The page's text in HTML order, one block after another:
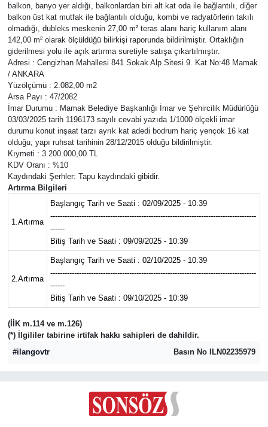
balkon, banyo yer aldığı, balkonlardan biri alt kat oda ile bağlantılı, diğer
balkon üst kat mutfak ile bağlantılı olduğu, kombi ve radyatörlerin takılı
olmadığı, dubleks meskenin 27,00 m² teras alanı hariç kullanım alanı
142,00 m² olarak ölçüldüğü bilirkişi raporunda bildirilmiştir. Ortaklığın
giderilmesi yolu ile açık artırma suretiyle satışa çıkartılmıştır.
Adresi : Cengizhan Mahallesi 841 Sokak Alp Sitesi 9. Kat No:48 Mamak
/ ANKARA
Yüzölçümü : 2.082,00 m2
Arsa Payı : 47/2082
İmar Durumu : Mamak Belediye Başkanlığı İmar ve Şehircilik Müdürlüğü
03/03/2025 tarih 1196173 sayılı cevabi yazıda 1/1000 ölçekli imar
durumu konut inşaat tarzı ayrık kat adedi bodrum hariç yençok 16 kat
olduğu, yapı ruhsat tarihinin 28/12/2015 olduğu bildirilmiştir.
Kıymeti : 3.200.000,00 TL
KDV Oranı : %10
Kaydındaki Şerhler: Tapu kaydındaki gibidir.
Artırma Bilgileri
1.Artırma
Başlangıç Tarih ve Saati : 02/09/2025 - 10:39
--------------------------------------------------------------------------------------
------
Bitiş Tarih ve Saati : 09/09/2025 - 10:39
2.Artırma
Başlangıç Tarih ve Saati : 02/10/2025 - 10:39
--------------------------------------------------------------------------------------
------
Bitiş Tarih ve Saati : 09/10/2025 - 10:39
(İİK m.114 ve m.126)
(*) İlgililer tabirine irtifak hakkı sahipleri de dahildir.
#ilangovtr
Basın No ILN02235979
Haber
İlçe Haberleri
Keşfet
Kültür & Sanat
Magazin
Resmi İlanlar
Sağlık
Seri İlan
Sokak Hayvanlarını Sahiplendirme
Sonsöz Özel